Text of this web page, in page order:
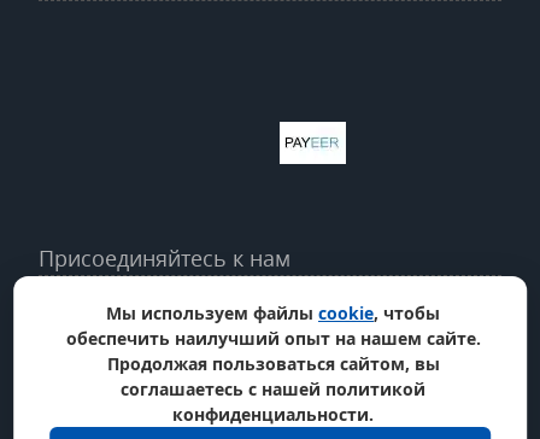
Присоединяйтесь к нам
Мы используем файлы cookie, чтобы
обеспечить наилучший опыт на нашем сайте.
Продолжая пользоваться сайтом, вы
соглашаетесь с нашей политикой
конфиденциальности.